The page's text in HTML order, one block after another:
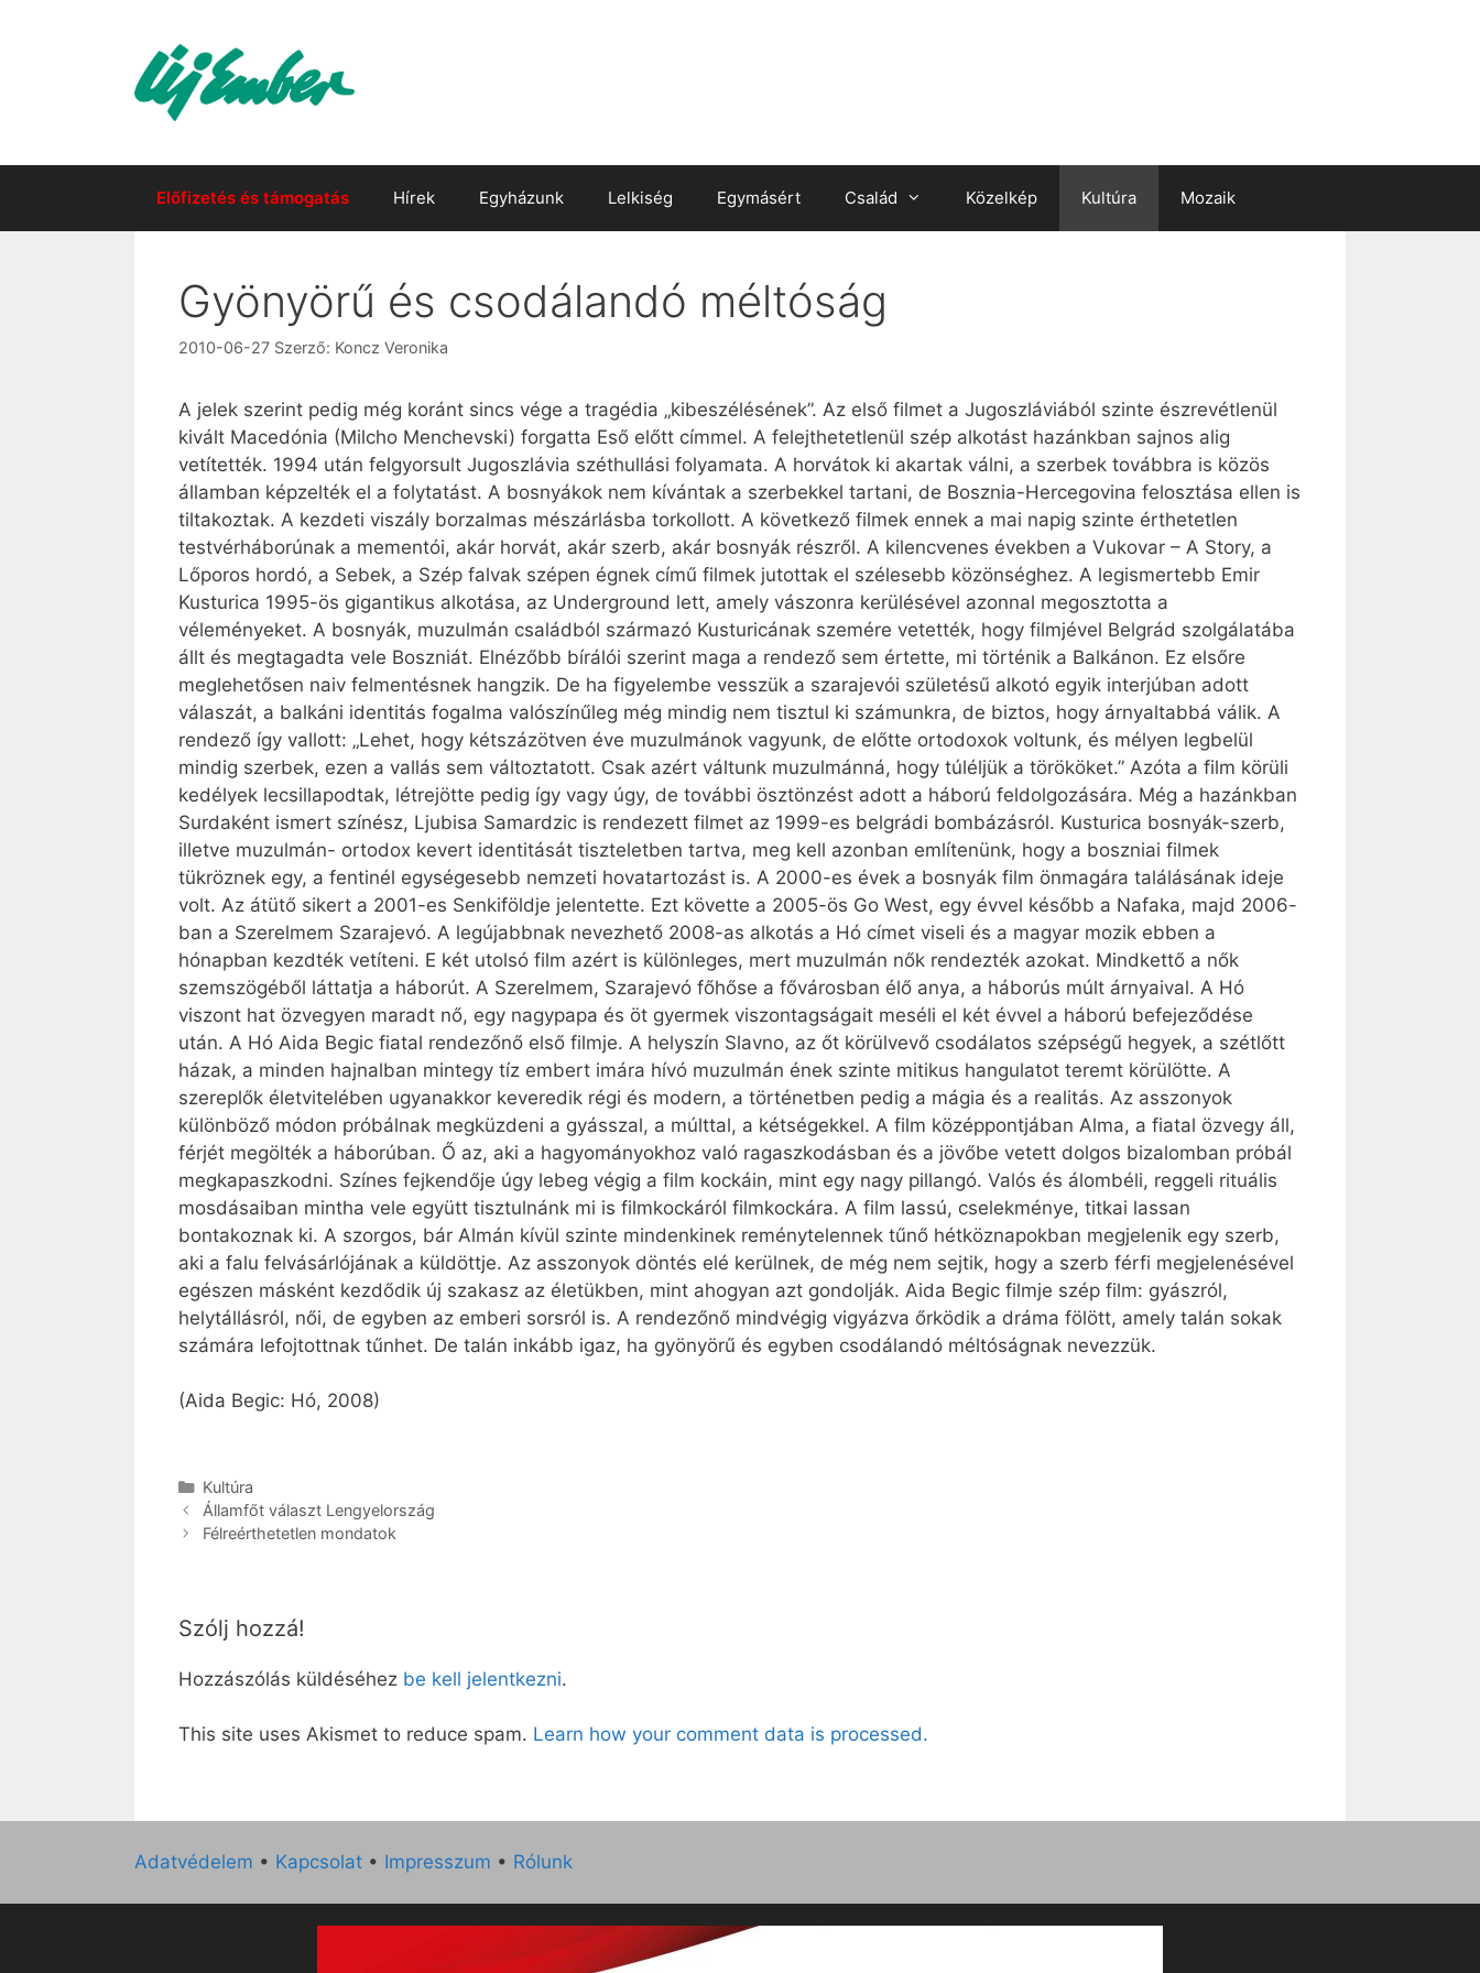
Előfizetés és támogatás Hírek Egyházunk Lelkiség Egymásért Család Közelkép Kultúra Mozaik
Gyönyörű és csodálandó méltóság
2010-06-27 Szerző: Koncz Veronika
A jelek szerint pedig még koránt sincs vége a tragédia „kibeszélésének”. Az első filmet a Jugoszláviából szinte észrevétlenül
kivált Macedónia (Milcho Menchevski) forgatta Eső előtt címmel. A felejthetetlenül szép alkotást hazánkban sajnos alig
vetítették. 1994 után felgyorsult Jugoszlávia széthullási folyamata. A horvátok ki akartak válni, a szerbek továbbra is közös
államban képzelték el a folytatást. A bosnyákok nem kívántak a szerbekkel tartani, de Bosznia-Hercegovina felosztása ellen is
tiltakoztak. A kezdeti viszály borzalmas mészárlásba torkollott. A következő filmek ennek a mai napig szinte érthetetlen
testvérháborúnak a mementói, akár horvát, akár szerb, akár bosnyák részről. A kilencvenes években a Vukovar – A Story, a
Lőporos hordó, a Sebek, a Szép falvak szépen égnek című filmek jutottak el szélesebb közönséghez. A legismertebb Emir
Kusturica 1995-ös gigantikus alkotása, az Underground lett, amely vászonra kerülésével azonnal megosztotta a
véleményeket. A bosnyák, muzulmán családból származó Kusturicának szemére vetették, hogy filmjével Belgrád szolgálatába
állt és megtagadta vele Boszniát. Elnézőbb bírálói szerint maga a rendező sem értette, mi történik a Balkánon. Ez elsőre
meglehetősen naiv felmentésnek hangzik. De ha figyelembe vesszük a szarajevói születésű alkotó egyik interjúban adott
válaszát, a balkáni identitás fogalma valószínűleg még mindig nem tisztul ki számunkra, de biztos, hogy árnyaltabbá válik. A
rendező így vallott: „Lehet, hogy kétszázötven éve muzulmánok vagyunk, de előtte ortodoxok voltunk, és mélyen legbelül
mindig szerbek, ezen a vallás sem változtatott. Csak azért váltunk muzulmánná, hogy túléljük a törököket.” Azóta a film körüli
kedélyek lecsillapodtak, létrejötte pedig így vagy úgy, de további ösztönzést adott a háború feldolgozására. Még a hazánkban
Surdaként ismert színész, Ljubisa Samardzic is rendezett filmet az 1999-es belgrádi bombázásról. Kusturica bosnyák-szerb,
illetve muzulmán- ortodox kevert identitását tiszteletben tartva, meg kell azonban említenünk, hogy a boszniai filmek
tükröznek egy, a fentinél egységesebb nemzeti hovatartozást is. A 2000-es évek a bosnyák film önmagára találásának ideje
volt. Az átütő sikert a 2001-es Senkiföldje jelentette. Ezt követte a 2005-ös Go West, egy évvel később a Nafaka, majd 2006-
ban a Szerelmem Szarajevó. A legújabbnak nevezhető 2008-as alkotás a Hó címet viseli és a magyar mozik ebben a
hónapban kezdték vetíteni. E két utolsó film azért is különleges, mert muzulmán nők rendezték azokat. Mindkettő a nők
szemszögéből láttatja a háborút. A Szerelmem, Szarajevó főhőse a fővárosban élő anya, a háborús múlt árnyaival. A Hó
viszont hat özvegyen maradt nő, egy nagypapa és öt gyermek viszontagságait meséli el két évvel a háború befejeződése
után. A Hó Aida Begic fiatal rendezőnő első filmje. A helyszín Slavno, az őt körülvevő csodálatos szépségű hegyek, a szétlőtt
házak, a minden hajnalban mintegy tíz embert imára hívó muzulmán ének szinte mitikus hangulatot teremt körülötte. A
szereplők életvitelében ugyanakkor keveredik régi és modern, a történetben pedig a mágia és a realitás. Az asszonyok
különböző módon próbálnak megküzdeni a gyásszal, a múlttal, a kétségekkel. A film középpontjában Alma, a fiatal özvegy áll,
férjét megölték a háborúban. Ő az, aki a hagyományokhoz való ragaszkodásban és a jövőbe vetett dolgos bizalomban próbál
megkapaszkodni. Színes fejkendője úgy lebeg végig a film kockáin, mint egy nagy pillangó. Valós és álombéli, reggeli rituális
mosdásaiban mintha vele együtt tisztulnánk mi is filmkockáról filmkockára. A film lassú, cselekménye, titkai lassan
bontakoznak ki. A szorgos, bár Almán kívül szinte mindenkinek reménytelennek tűnő hétköznapokban megjelenik egy szerb,
aki a falu felvásárlójának a küldöttje. Az asszonyok döntés elé kerülnek, de még nem sejtik, hogy a szerb férfi megjelenésével
egészen másként kezdődik új szakasz az életükben, mint ahogyan azt gondolják. Aida Begic filmje szép film: gyászról,
helytállásról, női, de egyben az emberi sorsról is. A rendezőnő mindvégig vigyázva őrködik a dráma fölött, amely talán sokak
számára lefojtottnak tűnhet. De talán inkább igaz, ha gyönyörű és egyben csodálandó méltóságnak nevezzük.
(Aida Begic: Hó, 2008)
Kategória
Kultúra
Államfőt választ Lengyelország
Félreérthetetlen mondatok
Szólj hozzá!
Hozzászólás küldéséhez be kell jelentkezni.
This site uses Akismet to reduce spam. Learn how your comment data is processed.
Adatvédelem • Kapcsolat • Impresszum • Rólunk